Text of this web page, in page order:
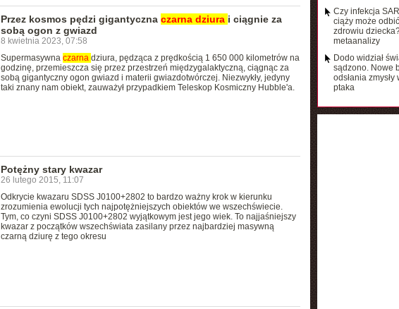
Przez kosmos pędzi gigantyczna czarna dziura i ciągnie za
sobą ogon z gwiazd
8 kwietnia 2023, 07:58
Supermasywna czarna dziura, pędząca z prędkością 1 650 000 kilometrów na
godzinę, przemieszcza się przez przestrzeń międzygalaktyczną, ciągnąc za
sobą gigantyczny ogon gwiazd i materii gwiazdotwórczej. Niezwykły, jedyny
taki znany nam obiekt, zauważył przypadkiem Teleskop Kosmiczny Hubble'a.
Potężny stary kwazar
26 lutego 2015, 11:07
Odkrycie kwazaru SDSS J0100+2802 to bardzo ważny krok w kierunku
zrozumienia ewolucji tych najpotężniejszych obiektów we wszechświecie.
Tym, co czyni SDSS J0100+2802 wyjątkowym jest jego wiek. To najjaśniejszy
kwazar z początków wszechświata zasilany przez najbardziej masywną
czarną dziurę z tego okresu
Czy infekcja
ciąży może
zdrowiu
metaanalizy
Dodo widział
sądzono. Nowe
odsłania zmysły
ptaka